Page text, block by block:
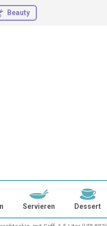
Beauty
Servieren Dessert